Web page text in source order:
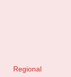
Regional